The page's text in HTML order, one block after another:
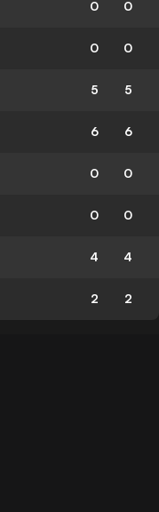
0 0
0 0
5 5
6 6
0 0
0 0
4 4
2 2